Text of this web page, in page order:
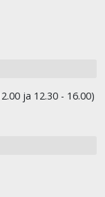
ja 12.30 - 16.00)